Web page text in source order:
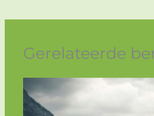
Gerelateerde